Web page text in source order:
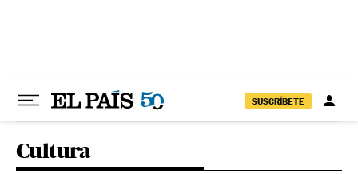
SUSCRÍBETE
Cultura